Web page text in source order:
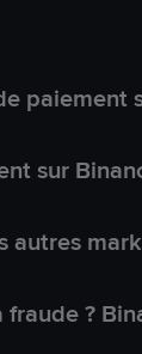
paiement
sur
autres
?